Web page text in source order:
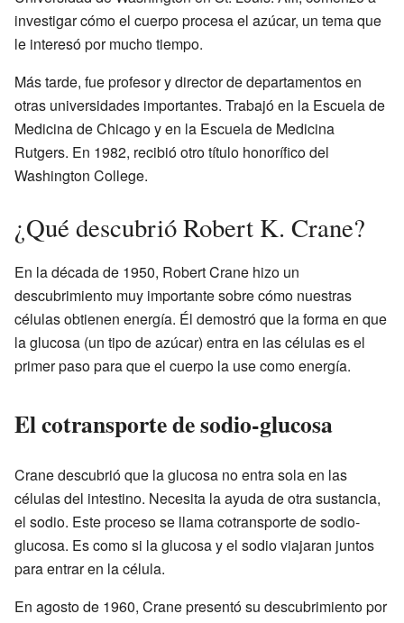
investigar cómo el cuerpo procesa el azúcar, un tema que
le interesó por mucho tiempo.
Más tarde, fue profesor y director de departamentos en
otras universidades importantes. Trabajó en la Escuela de
Medicina de Chicago y en la Escuela de Medicina
Rutgers. En 1982, recibió otro título honorífico del
Washington College.
¿Qué descubrió Robert K. Crane?
En la década de 1950, Robert Crane hizo un
descubrimiento muy importante sobre cómo nuestras
células obtienen energía. Él demostró que la forma en que
la glucosa (un tipo de azúcar) entra en las células es el
primer paso para que el cuerpo la use como energía.
El cotransporte de sodio-glucosa
Crane descubrió que la glucosa no entra sola en las
células del intestino. Necesita la ayuda de otra sustancia,
el sodio. Este proceso se llama cotransporte de sodio-
glucosa. Es como si la glucosa y el sodio viajaran juntos
para entrar en la célula.
En agosto de 1960, Crane presentó su descubrimiento por